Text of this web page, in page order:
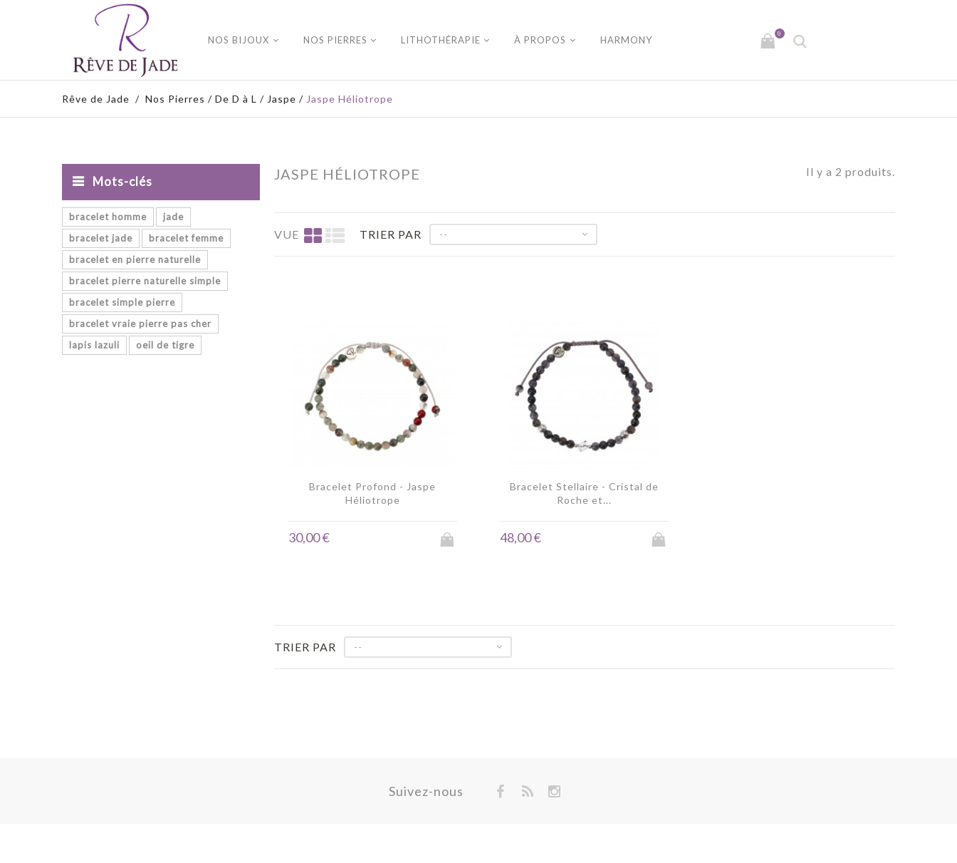
NOS BIJOUX NOS PIERRES LITHOTHÉRAPIE À PROPOS HARMONY
0
Rêve de Jade / Nos Pierres / De D à L / Jaspe / Jaspe Héliotrope
Mots-clés
bracelet homme
jade
bracelet jade
bracelet femme
bracelet en pierre naturelle
bracelet pierre naturelle simple
bracelet simple pierre
bracelet vraie pierre pas cher
lapis lazuli
oeil de tigre
JASPE HÉLIOTROPE Il y a 2 produits.
VUE TRIER PAR --
Bracelet Profond - Jaspe
Héliotrope
30,00 €
Bracelet Stellaire - Cristal de
Roche et...
48,00 €
TRIER PAR --
Suivez-nous